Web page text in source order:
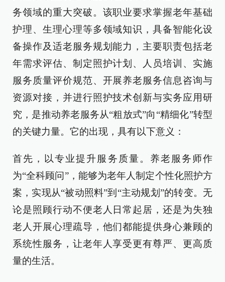
务领域的重大突破。该职业要求掌握老年基础
护理、生理心理等多领域知识，具备智能化设
备操作及适老服务规划能力，主要职责包括老
年需求评估、制定照护计划、人员培训、实施
服务质量评价规范、开展养老服务信息咨询与
资源对接，并进行照护技术创新与实务应用研
究，是推动养老服务从“粗放式”向“精细化”转型
的关键力量。它的出现，具有以下意义：
首先，以专业提升服务质量。养老服务师作
为“全科顾问”，能够为老年人制定个性化照护方
案，实现从“被动照料”到“主动规划”的转变。无
论是照顾行动不便老人日常起居，还是为失独
老人开展心理疏导，他们都能提供身心兼顾的
系统性服务，让老年人享受更有尊严、更高质
量的生活。